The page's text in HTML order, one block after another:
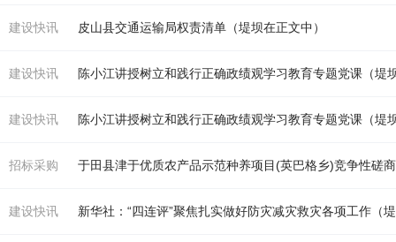
建设快讯 皮山县交通运输局权责清单（堤坝在正文中）
建设快讯 陈小江讲授树立和践行正确政绩观学习教育专题党课（堤
建设快讯 陈小江讲授树立和践行正确政绩观学习教育专题党课（堤
招标采购 于田县津于优质农产品示范种养项目(英巴格乡)竞争性磋
建设快讯 新华社：“四连评”聚焦扎实做好防灾减灾救灾各项工作（